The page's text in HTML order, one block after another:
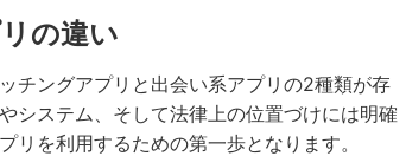
の違い
チングアプリと出会い系アプリの2種類が存
システム、そして法律上の位置づけには明確
を利用するための第一歩となります。